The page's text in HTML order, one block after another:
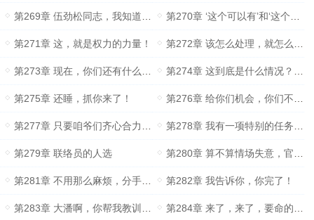
第269章 伍劲松同志，我知道你！ 第270章 ‘这个可以有’和‘这个真没有’
第271章 这，就是权力的力量！ 第272章 该怎么处理，就怎么处理！
第273章 现在，你们还有什么好说的？ 第274章 这到底是什么情况？要不要这么邪门？
第275章 还睡，抓你来了！ 第276章 给你们机会，你们不中用啊！
第277章 只要咱爷们齐心合力，这光华就变不了天！ 第278章 我有一项特别的任务，需要你去完成！
第279章 联络员的人选 第280章 算不算情场失意，官场得意？
第281章 不用那么麻烦，分手就好了！ 第282章 我告诉你，你完了！
第283章 大潘啊，你帮我教训一个人…… 第284章 来了，来了，要命的问题来了